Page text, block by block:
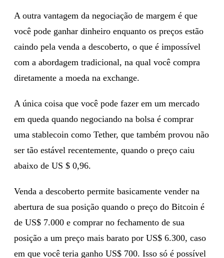
A outra vantagem da negociação de margem é que
você pode ganhar dinheiro enquanto os preços estão
caindo pela venda a descoberto, o que é impossível
com a abordagem tradicional, na qual você compra
diretamente a moeda na exchange.
A única coisa que você pode fazer em um mercado
em queda quando negociando na bolsa é comprar
uma stablecoin como Tether, que também provou não
ser tão estável recentemente, quando o preço caiu
abaixo de US $ 0,96.
Venda a descoberto permite basicamente vender na
abertura de sua posição quando o preço do Bitcoin é
de US$ 7.000 e comprar no fechamento de sua
posição a um preço mais barato por US$ 6.300, caso
em que você teria ganho US$ 700. Isso só é possível